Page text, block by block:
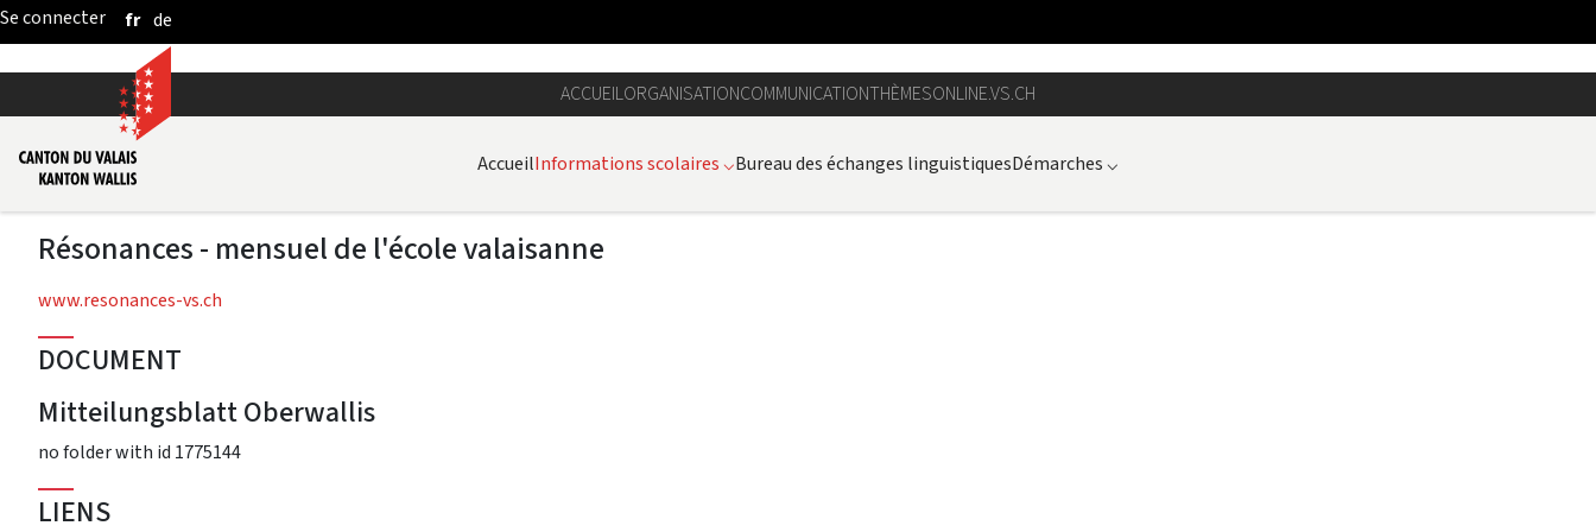
Saut au contenu principal
fr de
ACCUEILORGANISATIONCOMMUNICATIONTHÈMESONLINE.VS.CH
AccueilInformations scolaires ⌵Bureau des échanges linguistiquesDémarches ⌵
Résonances - mensuel de l'école valaisanne
www.resonances-vs.ch
DOCUMENT
Mitteilungsblatt Oberwallis
no folder with id 1775144
LIENS